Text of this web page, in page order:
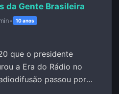
da Gente Brasileira
• 10 anos
que o presidente
a Era do Rádio no
passou por